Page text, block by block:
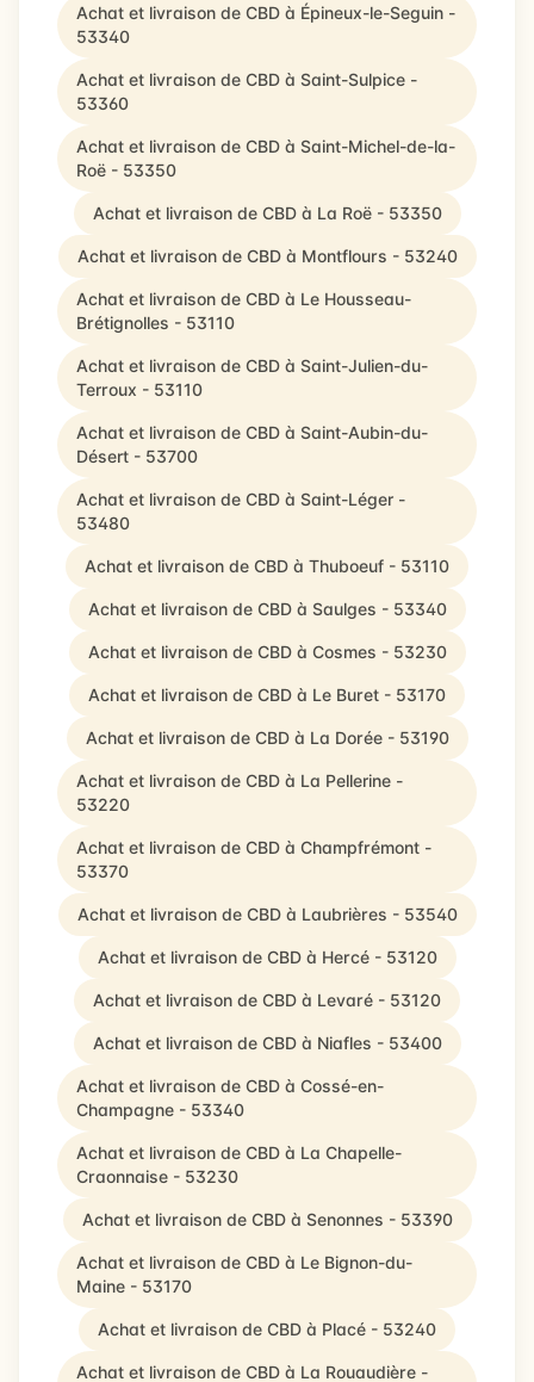
Achat et livraison de CBD à Épineux-le-Seguin -
53340
Achat et livraison de CBD à Saint-Sulpice -
53360
Achat et livraison de CBD à Saint-Michel-de-la-
Roë - 53350
Achat et livraison de CBD à La Roë - 53350
Achat et livraison de CBD à Montflours - 53240
Achat et livraison de CBD à Le Housseau-
Brétignolles - 53110
Achat et livraison de CBD à Saint-Julien-du-
Terroux - 53110
Achat et livraison de CBD à Saint-Aubin-du-
Désert - 53700
Achat et livraison de CBD à Saint-Léger -
53480
Achat et livraison de CBD à Thuboeuf - 53110
Achat et livraison de CBD à Saulges - 53340
Achat et livraison de CBD à Cosmes - 53230
Achat et livraison de CBD à Le Buret - 53170
Achat et livraison de CBD à La Dorée - 53190
Achat et livraison de CBD à La Pellerine -
53220
Achat et livraison de CBD à Champfrémont -
53370
Achat et livraison de CBD à Laubrières - 53540
Achat et livraison de CBD à Hercé - 53120
Achat et livraison de CBD à Levaré - 53120
Achat et livraison de CBD à Niafles - 53400
Achat et livraison de CBD à Cossé-en-
Champagne - 53340
Achat et livraison de CBD à La Chapelle-
Craonnaise - 53230
Achat et livraison de CBD à Senonnes - 53390
Achat et livraison de CBD à Le Bignon-du-
Maine - 53170
Achat et livraison de CBD à Placé - 53240
Achat et livraison de CBD à La Rouaudière -